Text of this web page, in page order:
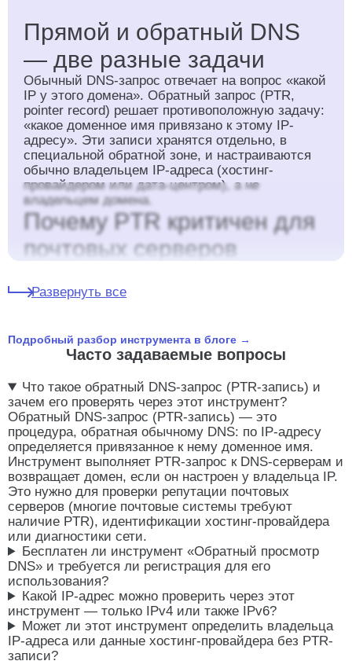
Прямой и обратный DNS
— две разные задачи
Обычный DNS-запрос отвечает на вопрос «какой
IP у этого домена». Обратный запрос (PTR,
pointer record) решает противоположную задачу:
«какое доменное имя привязано к этому IP-
адресу». Эти записи хранятся отдельно, в
специальной обратной зоне, и настраиваются
обычно владельцем IP-адреса (хостинг-
провайдером или дата-центром), а не
владельцем домена.
Почему PTR критичен для
почтовых серверов
(Gmail, Yandex, Mail.ru) проверяют наличие
корректной PTR-записи у IP-адреса, с которого
спам или прямого отклонения. Это одна из
базовых проверок анти-спам фильтров — без
даже если содержимое писем безупречно.
Что ещё показывает
обратный DNS
PTR-запись часто раскрывает хостинг-
провайдера или дата-центр, которому
принадлежит IP-адрес, — по характерному
шаблону имени (например, содержащему
название облачного провайдера). Это полезно
при диагностике: сайт медленно отвечает —
можно быстро понять, на чьей инфраструктуре
он физически размещён.
Если PTR-запись не
настроена
Если сайт использует собственный почтовый
сервер (не сторонний сервис вроде Yandex.Mail
для домена), стоит запросить у хостинг-
Развернуть все
Подробный разбор инструмента в блоге →
Часто задаваемые вопросы
Что такое обратный DNS-запрос (PTR-запись) и
зачем его проверять через этот инструмент?
Обратный DNS-запрос (PTR-запись) — это
процедура, обратная обычному DNS: по IP-адресу
определяется привязанное к нему доменное имя.
Инструмент выполняет PTR-запрос к DNS-серверам и
возвращает домен, если он настроен у владельца IP.
Это нужно для проверки репутации почтовых
серверов (многие почтовые системы требуют
наличие PTR), идентификации хостинг-провайдера
или диагностики сети.
Бесплатен ли инструмент «Обратный просмотр
DNS» и требуется ли регистрация для его
использования?
Какой IP-адрес можно проверить через этот
инструмент — только IPv4 или также IPv6?
Может ли этот инструмент определить владельца
IP-адреса или данные хостинг-провайдера без PTR-
записи?